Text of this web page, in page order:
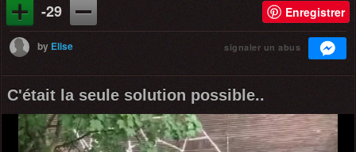
-29 Enregistrer
by Elise signaler un abus
C'était la seule solution possible..